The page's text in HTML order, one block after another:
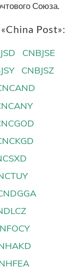
Союза.
Post»:
CNBJSE
CNBJSZ